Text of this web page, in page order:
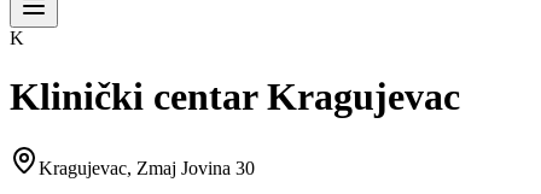
K
Klinički centar Kragujevac
Kragujevac, Zmaj Jovina 30